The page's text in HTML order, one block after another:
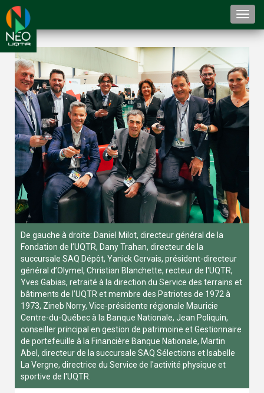
De gauche à droite: Daniel Milot, directeur général de la
Fondation de l’UQTR, Dany Trahan, directeur de la
succursale SAQ Dépôt, Yanick Gervais, président-directeur
général d’Olymel, Christian Blanchette, recteur de l'UQTR,
Yves Gabias, retraité à la direction du Service des terrains et
bâtiments de l’UQTR et membre des Patriotes de 1972 à
1973, Zineb Norry, Vice-présidente régionale Mauricie
Centre-du-Québec à la Banque Nationale, Jean Poliquin,
conseiller principal en gestion de patrimoine et Gestionnaire
de portefeuille à la Financière Banque Nationale, Martin
Abel, directeur de la succursale SAQ Sélections et Isabelle
La Vergne, directrice du Service de l'activité physique et
sportive de l'UQTR.